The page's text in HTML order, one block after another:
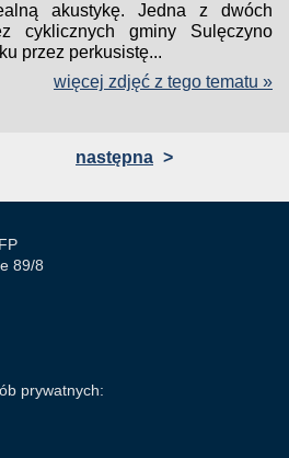
akustykę. Jedna z dwóch
cyklicznych gminy Sulęczyno
przez perkusistę...
więcej zdjęć z tego tematu »
następna >
89/8
prywatnych: